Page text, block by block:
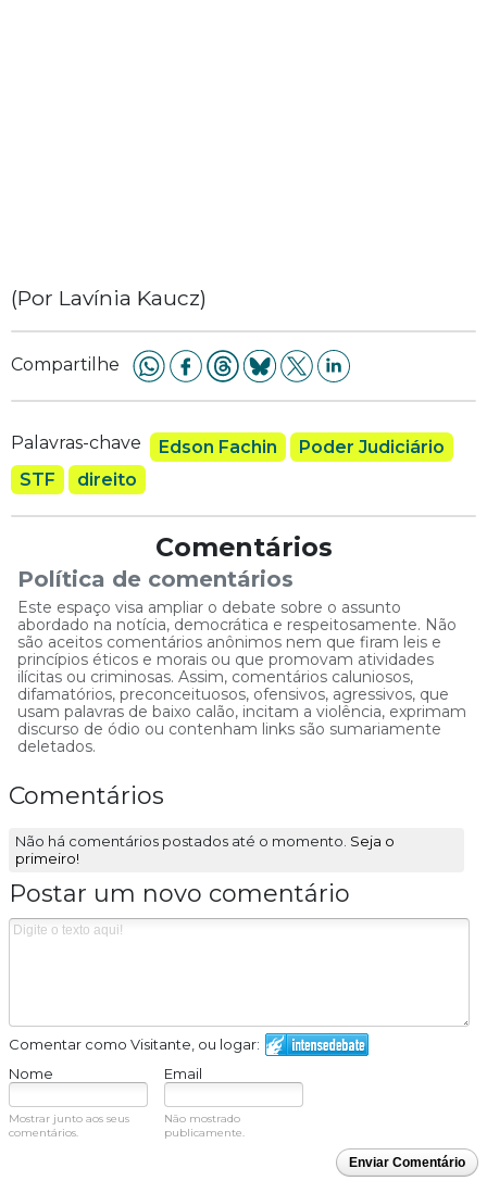
(Por Lavínia Kaucz)
Compartilhe
Palavras-chave Edson Fachin
Poder Judiciário
STF
direito
Comentários
Política de comentários
Este espaço visa ampliar o debate sobre o assunto
abordado na notícia, democrática e respeitosamente. Não
são aceitos comentários anônimos nem que firam leis e
princípios éticos e morais ou que promovam atividades
ilícitas ou criminosas. Assim, comentários caluniosos,
difamatórios, preconceituosos, ofensivos, agressivos, que
usam palavras de baixo calão, incitam a violência, exprimam
discurso de ódio ou contenham links são sumariamente
deletados.
Comentários
Não há comentários postados até o momento. Seja o
primeiro!
Postar um novo comentário
Comentar como Visitante, ou logar:
Nome
Email
Mostrar junto aos seus
comentários.
Não mostrado
publicamente.
Enviar Comentário